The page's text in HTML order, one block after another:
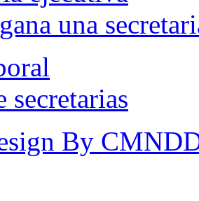
una
secretarias
By